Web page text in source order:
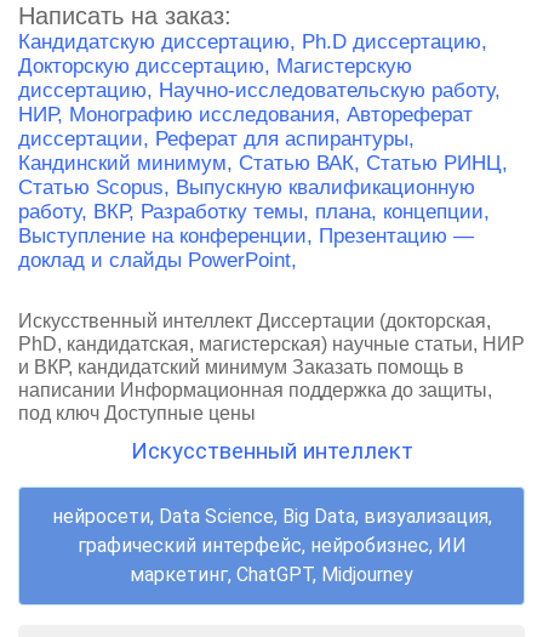
Написать на заказ:
Кандидатскую диссертацию, Ph.D диссертацию,
Докторскую диссертацию, Магистерскую
диссертацию, Научно-исследовательскую работу,
НИР, Монографию исследования, Автореферат
диссертации, Реферат для аспирантуры,
Кандинский минимум, Статью ВАК, Статью РИНЦ,
Статью Scopus, Выпускную квалификационную
работу, ВКР, Разработку темы, плана, концепции,
Выступление на конференции, Презентацию —
доклад и слайды PowerPoint,
Искусственный интеллект Диссертации (докторская,
PhD, кандидатская, магистерская) научные статьи, НИР
и ВКР, кандидатский минимум Заказать помощь в
написании Информационная поддержка до защиты,
под ключ Доступные цены
Искусственный интеллект
нейросети, Data Science, Big Data, визуализация,
графический интерфейс, нейробизнес, ИИ
маркетинг, ChatGPT, Midjourney